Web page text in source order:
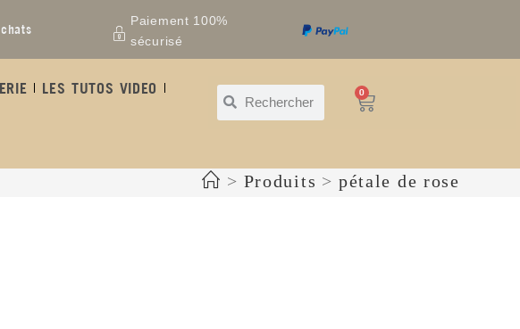
Paiement 100%
sécurisé
LES TUTOS VIDEO
0
> Produits > pétale de rose